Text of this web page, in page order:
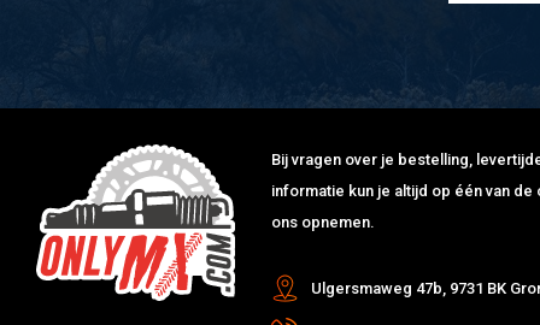
Bij vragen over je bestelling,
informatie kun je altijd op één van
ons opnemen.
Ulgersmaweg 47b, 9731 BK